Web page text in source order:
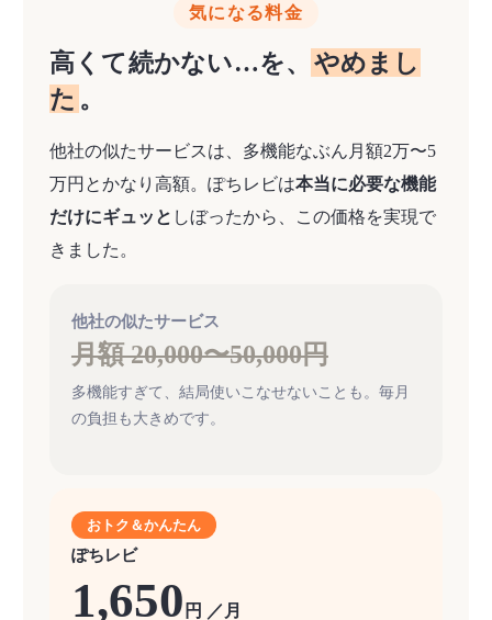
気になる料金
高くて続かない…を、
やめまし
た 。
他社の似たサービスは、多機能なぶん月額2万〜5
万円とかなり高額。ぽちレビは本当に必要な機能
だけにギュッと しぼったから、この価格を実現で
きました。
他社の似たサービス
月額 20,000〜50,000円
多機能すぎて、結局使いこなせないことも。毎月
の負担も大きめです。
おトク＆かんたん
ぽちレビ
1,650 円 ／月